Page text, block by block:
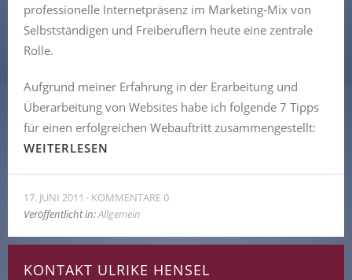
professionelle Internetpräsenz im Marketing-Mix von
Selbstständigen und Freiberuflern heute eine zentrale
Rolle.
Aufgrund meiner Erfahrung in der Erarbeitung und
Überarbeitung von Websites habe ich folgende 7 Tipps
für einen erfolgreichen Webauftritt zusammengestellt:
WEITERLESEN
17. JUNI 2011
KOMMENTARE 0
Veröffentlicht in:Allgemein
KONTAKT ULRIKE HENSEL